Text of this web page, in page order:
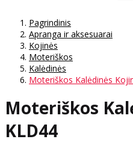
Pagrindinis
Apranga ir aksesuarai
Kojinės
Moteriškos
Kalėdinės
Moteriškos Kalėdinės
Moteriškos
KLD44